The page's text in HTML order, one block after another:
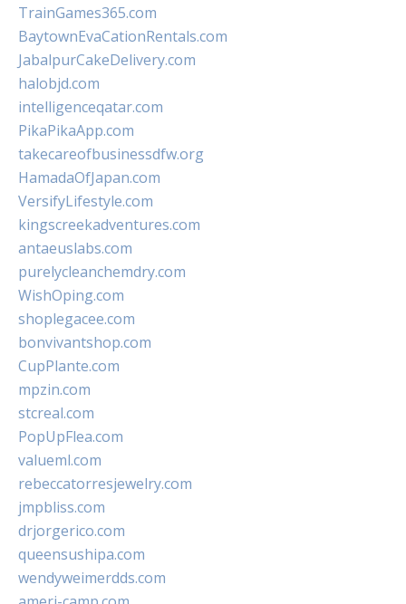
TrainGames365.com
BaytownEvaCationRentals.com
JabalpurCakeDelivery.com
halobjd.com
intelligenceqatar.com
PikaPikaApp.com
takecareofbusinessdfw.org
HamadaOfJapan.com
VersifyLifestyle.com
kingscreekadventures.com
antaeuslabs.com
purelycleanchemdry.com
WishOping.com
shoplegacee.com
bonvivantshop.com
CupPlante.com
mpzin.com
stcreal.com
PopUpFlea.com
valueml.com
rebeccatorresjewelry.com
jmpbliss.com
drjorgerico.com
queensushipa.com
wendyweimerdds.com